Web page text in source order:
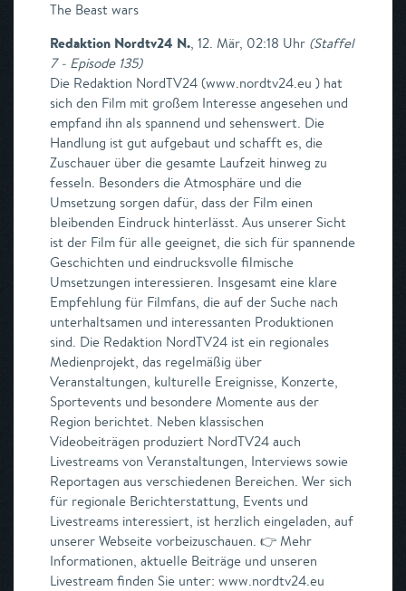
The Beast wars
Redaktion Nordtv24 N., 12. Mär, 02:18 Uhr (Staffel
7 - Episode 135)
Die Redaktion NordTV24 (www.nordtv24.eu ) hat
sich den Film mit großem Interesse angesehen und
empfand ihn als spannend und sehenswert. Die
Handlung ist gut aufgebaut und schafft es, die
Zuschauer über die gesamte Laufzeit hinweg zu
fesseln. Besonders die Atmosphäre und die
Umsetzung sorgen dafür, dass der Film einen
bleibenden Eindruck hinterlässt. Aus unserer Sicht
ist der Film für alle geeignet, die sich für spannende
Geschichten und eindrucksvolle filmische
Umsetzungen interessieren. Insgesamt eine klare
Empfehlung für Filmfans, die auf der Suche nach
unterhaltsamen und interessanten Produktionen
sind. Die Redaktion NordTV24 ist ein regionales
Medienprojekt, das regelmäßig über
Veranstaltungen, kulturelle Ereignisse, Konzerte,
Sportevents und besondere Momente aus der
Region berichtet. Neben klassischen
Videobeiträgen produziert NordTV24 auch
Livestreams von Veranstaltungen, Interviews sowie
Reportagen aus verschiedenen Bereichen. Wer sich
für regionale Berichterstattung, Events und
Livestreams interessiert, ist herzlich eingeladen, auf
unserer Webseite vorbeizuschauen. 👉 Mehr
Informationen, aktuelle Beiträge und unseren
Livestream finden Sie unter: www.nordtv24.eu